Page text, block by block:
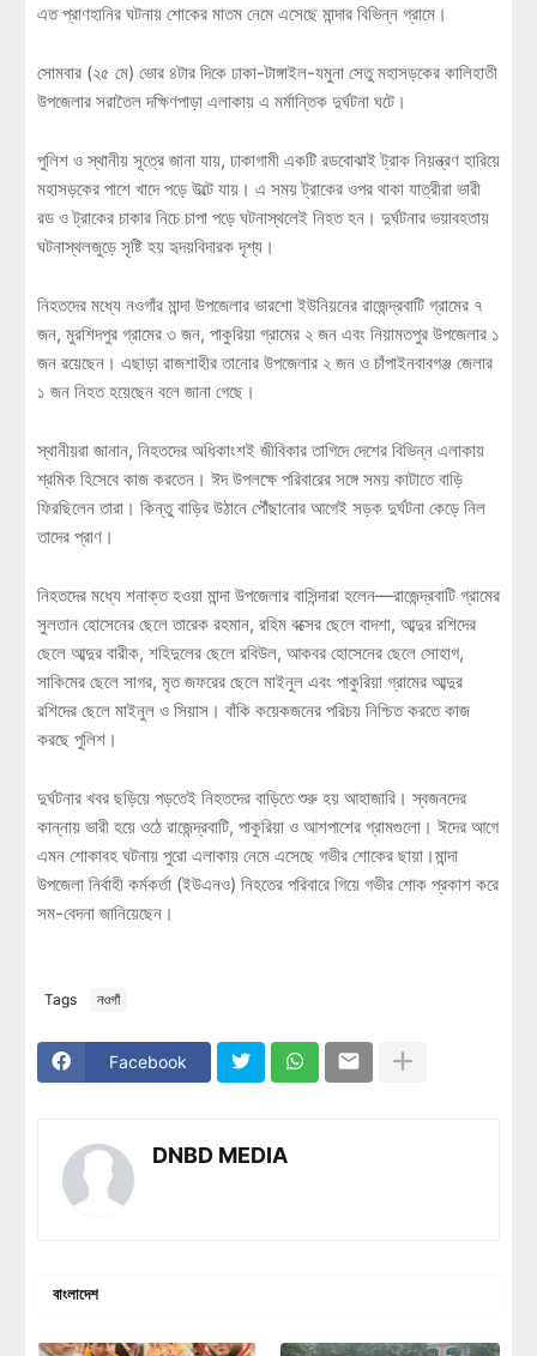
এত প্রাণহানির ঘটনায় শোকের মাতম নেমে এসেছে মান্দার বিভিন্ন গ্রামে।
সোমবার (২৫ মে) ভোর ৪টার দিকে ঢাকা-টাঙ্গাইল-যমুনা সেতু মহাসড়কের কালিহাতী
উপজেলার সরাতৈল দক্ষিণপাড়া এলাকায় এ মর্মান্তিক দুর্ঘটনা ঘটে।
পুলিশ ও স্থানীয় সূত্রে জানা যায়, ঢাকাগামী একটি রডবোঝাই ট্রাক নিয়ন্ত্রণ হারিয়ে
মহাসড়কের পাশে খাদে পড়ে উল্টে যায়। এ সময় ট্রাকের ওপর থাকা যাত্রীরা ভারী
রড ও ট্রাকের চাকার নিচে চাপা পড়ে ঘটনাস্থলেই নিহত হন। দুর্ঘটনার ভয়াবহতায়
ঘটনাস্থলজুড়ে সৃষ্টি হয় হৃদয়বিদারক দৃশ্য।
নিহতদের মধ্যে নওগাঁর মান্দা উপজেলার ভারশো ইউনিয়নের রাজেন্দ্রবাটি গ্রামের ৭
জন, মুরশিদপুর গ্রামের ৩ জন, পাকুরিয়া গ্রামের ২ জন এবং নিয়ামতপুর উপজেলার ১
জন রয়েছেন। এছাড়া রাজশাহীর তানোর উপজেলার ২ জন ও চাঁপাইনবাবগঞ্জ জেলার
১ জন নিহত হয়েছেন বলে জানা গেছে।
স্থানীয়রা জানান, নিহতদের অধিকাংশই জীবিকার তাগিদে দেশের বিভিন্ন এলাকায়
শ্রমিক হিসেবে কাজ করতেন। ঈদ উপলক্ষে পরিবারের সঙ্গে সময় কাটাতে বাড়ি
ফিরছিলেন তারা। কিন্তু বাড়ির উঠানে পৌঁছানোর আগেই সড়ক দুর্ঘটনা কেড়ে নিল
তাদের প্রাণ।
নিহতদের মধ্যে শনাক্ত হওয়া মান্দা উপজেলার বাসিন্দারা হলেন—রাজেন্দ্রবাটি গ্রামের
সুলতান হোসেনের ছেলে তারেক রহমান, রহিম বক্সের ছেলে বাদশা, আব্দুর রশিদের
ছেলে আব্দুর বারীক, শহিদুলের ছেলে রবিউল, আকবর হোসেনের ছেলে সোহাগ,
সাকিমের ছেলে সাগর, মৃত জফরের ছেলে মাইনুল এবং পাকুরিয়া গ্রামের আব্দুর
রশিদের ছেলে মাইনুল ও সিয়াস। বাঁকি কয়েকজনের পরিচয় নিশ্চিত করতে কাজ
করছে পুলিশ।
দুর্ঘটনার খবর ছড়িয়ে পড়তেই নিহতদের বাড়িতে শুরু হয় আহাজারি। স্বজনদের
কান্নায় ভারী হয়ে ওঠে রাজেন্দ্রবাটি, পাকুরিয়া ও আশপাশের গ্রামগুলো। ঈদের আগে
এমন শোকাবহ ঘটনায় পুরো এলাকায় নেমে এসেছে গভীর শোকের ছায়া।মান্দা
উপজেলা নির্বাহী কর্মকর্তা (ইউএনও) নিহতের পরিবারে গিয়ে গভীর শোক প্রকাশ করে
সম-বেদনা জানিয়েছেন।
Tags নওগাঁ
Facebook
DNBD MEDIA
বাংলাদেশ